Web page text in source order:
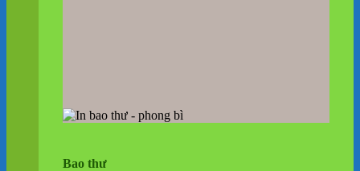
Bao thư